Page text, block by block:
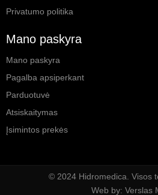
Privatumo politika
Mano paskyra
Mano paskyra
Pagalba apsiperkant
Parduotuvė
Atsiskaitymas
Įsimintos prekės
© 2024 Hidromedica. Visos
Web by: Verslas